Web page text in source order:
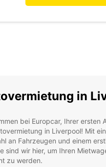
in
bei Europcar, Ihrer ersten
in Liverpool! Mit
an Fahrzeugen und einem
sind wir hier, um Ihren
zu werden.